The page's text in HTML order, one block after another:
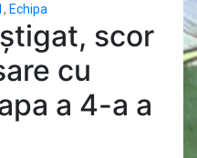
, Echipa
scor
cu
a 4-a a